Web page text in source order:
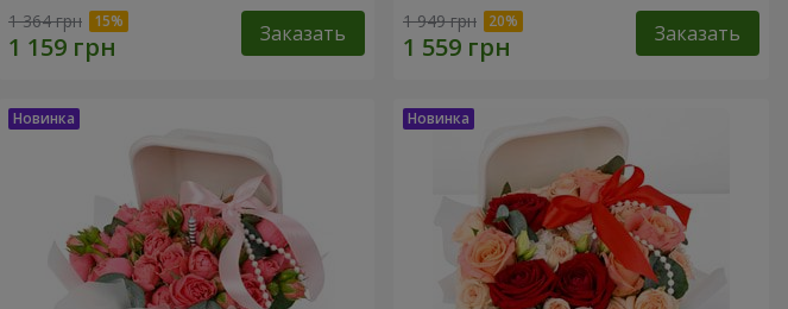
1 364 грн Заказать 1 949 грн Заказать